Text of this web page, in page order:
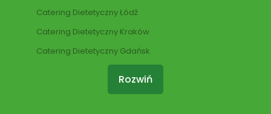
Catering Dietetyczny Łódź
Catering Dietetyczny Kraków
Catering Dietetyczny Gdańsk
Rozwiń